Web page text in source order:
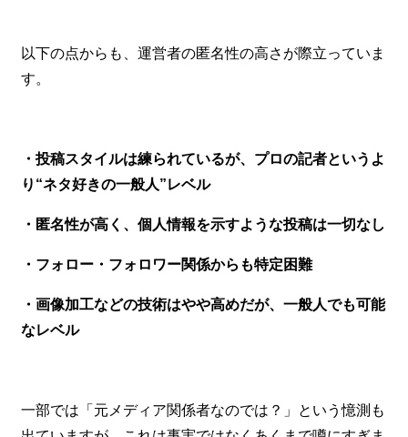
以下の点からも、運営者の匿名性の高さが際立っていま
す。
・投稿スタイルは練られているが、プロの記者というよ
り“ネタ好きの一般人”レベル
・匿名性が高く、個人情報を示すような投稿は一切なし
・フォロー・フォロワー関係からも特定困難
・画像加工などの技術はやや高めだが、一般人でも可能
なレベル
一部では「元メディア関係者なのでは？」という憶測も